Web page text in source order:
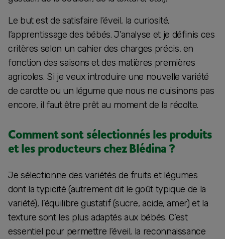
Le but est de satisfaire l’éveil, la curiosité,
l’apprentissage des bébés. J’analyse et je définis ces
critères selon un cahier des charges précis, en
fonction des saisons et des matières premières
agricoles. Si je veux introduire une nouvelle variété
de carotte ou un légume que nous ne cuisinons pas
encore, il faut être prêt au moment de la récolte.
Comment sont sélectionnés les produits
et les producteurs chez Blédina ?
Je sélectionne des variétés de fruits et légumes
dont la typicité (autrement dit le goût typique de la
variété), l’équilibre gustatif (sucre, acide, amer) et la
texture sont les plus adaptés aux bébés. C’est
essentiel pour permettre l’éveil, la reconnaissance